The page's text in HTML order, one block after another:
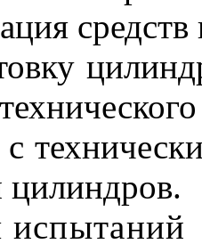
с
цилиндров.
испытаний